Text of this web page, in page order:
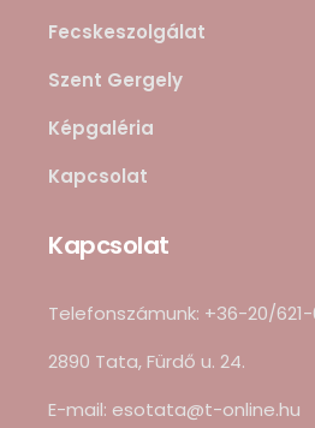
Fecskeszolgálat
Szent Gergely
Képgaléria
Kapcsolat
Kapcsolat
Telefonszámunk: +36-20/
2890 Tata, Fürdő u. 24.
E-mail: esotata@t-online.hu